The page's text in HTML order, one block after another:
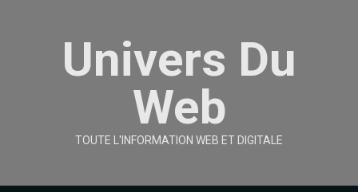
Univers Du
Web
TOUTE L'INFORMATION WEB ET DIGITALE